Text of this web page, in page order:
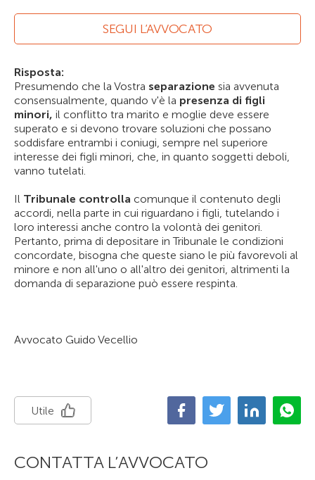
SEGUI L’AVVOCATO
Risposta:
Presumendo che la Vostra separazione sia avvenuta
consensualmente, quando v'è la presenza di figli
minori, il conflitto tra marito e moglie deve essere
superato e si devono trovare soluzioni che possano
soddisfare entrambi i coniugi, sempre nel superiore
interesse dei figli minori, che, in quanto soggetti deboli,
vanno tutelati.
Il Tribunale controlla comunque il contenuto degli
accordi, nella parte in cui riguardano i figli, tutelando i
loro interessi anche contro la volontà dei genitori.
Pertanto, prima di depositare in Tribunale le condizioni
concordate, bisogna che queste siano le più favorevoli al
minore e non all'uno o all'altro dei genitori, altrimenti la
domanda di separazione può essere respinta.
Avvocato Guido Vecellio
Utile
CONTATTA L’AVVOCATO